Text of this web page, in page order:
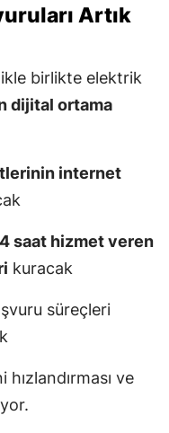
Artık
birlikte elektrik
dijital ortama
internet
saat hizmet veren
kuracak
süreçleri
hızlandırması ve